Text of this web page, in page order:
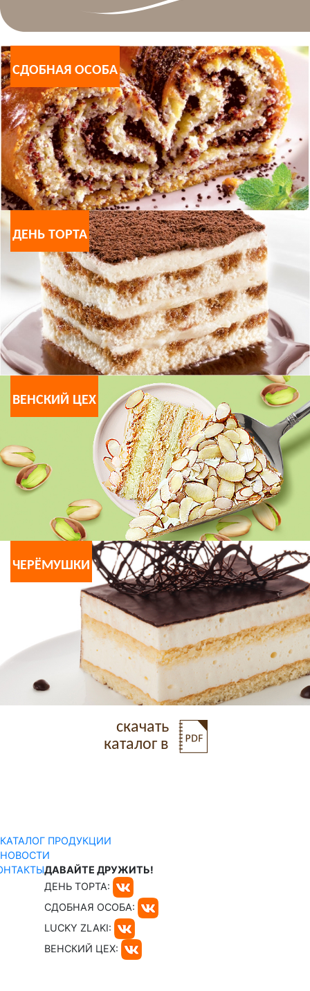
СДОБНАЯ ОСОБА
ДЕНЬ ТОРТА
ВЕНСКИЙ ЦЕХ
ЧЕРЁМУШКИ
скачать
каталог в
КАТАЛОГ ПРОДУКЦИИ
НОВОСТИ
ДАВАЙТЕ ДРУЖИТЬ!
ДЕНЬ ТОРТА:
СДОБНАЯ ОСОБА:
LUCKY ZLAKI:
ВЕНСКИЙ ЦЕХ: